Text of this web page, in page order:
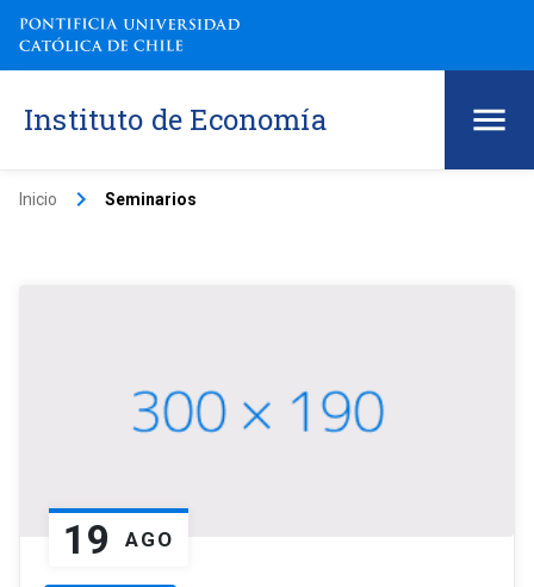
Instituto de Economía
Inicio keyboard_arrow_right Seminarios
19 AGO